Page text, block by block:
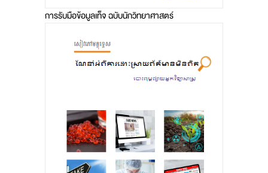
การรับมือข้อมูลเท็จ ฉบับนักวิทยาศาสตร์